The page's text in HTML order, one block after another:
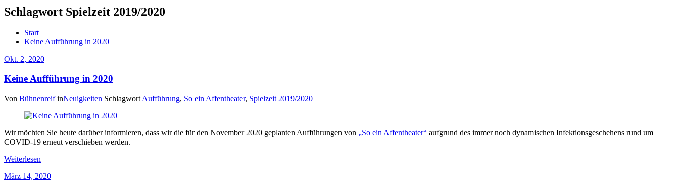
Schlagwort Spielzeit 2019/2020
Start
Keine Aufführung in 2020
Okt. 2, 2020
Keine Aufführung in 2020
Von Bühnenreif inNeuigkeiten Schlagwort Aufführung, So ein Affentheater, Spielzeit 2019/2020
Wir möchten Sie heute darüber informieren, dass wir die für den November 2020 geplanten Aufführungen von „So ein Affentheater“ aufgrund des immer noch dynamischen Infektionsgeschehens rund um
COVID-19 erneut verschieben werden.
Weiterlesen
März 14, 2020